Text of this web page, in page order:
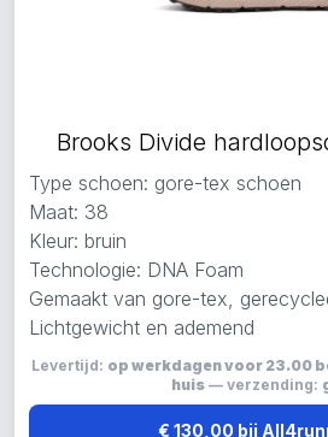
Brooks Divide
Type schoen: gore-tex schoen
Maat: 38
Kleur: bruin
Technologie: DNA Foam
Gemaakt van gore-tex,
Lichtgewicht en ademend
Levertijd: op werkdagen voor 23.00
huis— verzending:
€ 130,00 bij